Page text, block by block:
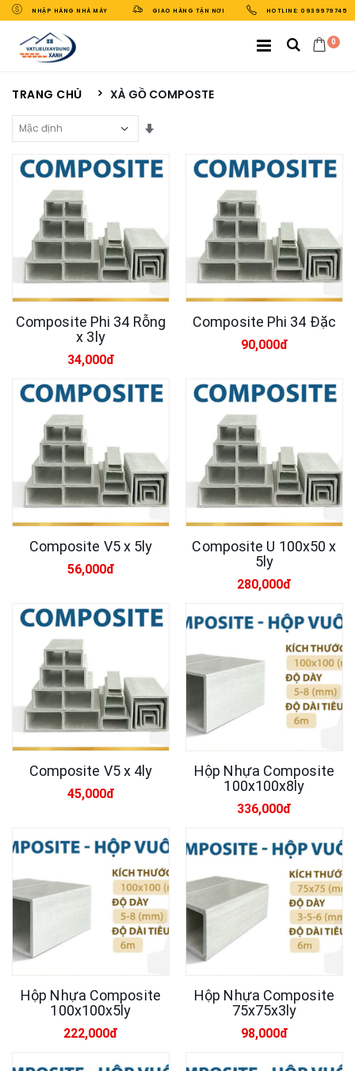
NHẬP HÀNG NHÀ MÁY GIAO HÀNG TẬN NƠI HOTLINE: 0939979745
0
TRANG CHỦ XÀ GỒ COMPOSTE
Sắp Xếp Theo
Composite Phi 34 Rỗng
x 3ly
34,000đ
Composite Phi 34 Đặc
90,000đ
Composite V5 x 5ly
56,000đ
Composite U 100x50 x
5ly
280,000đ
Composite V5 x 4ly
45,000đ
Hộp Nhựa Composite
100x100x8ly
336,000đ
Hộp Nhựa Composite
100x100x5ly
222,000đ
Hộp Nhựa Composite
75x75x3ly
98,000đ